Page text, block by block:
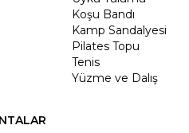
Koşu Bandı
Kamp Sandalyesi
Pilates Topu
Tenis
Yüzme ve Dalış